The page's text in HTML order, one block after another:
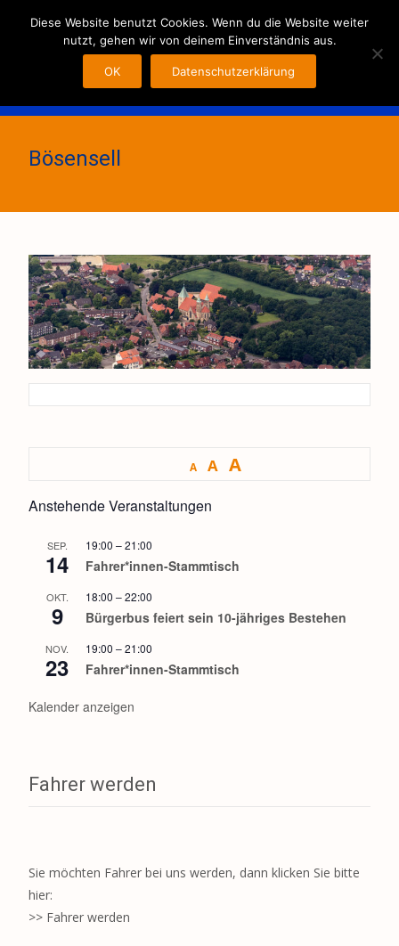
Bösensell
A A A
Anstehende Veranstaltungen
SEP.
14
19:00 –21:00
Fahrer*innen-Stammtisch
OKT.
9
18:00 –22:00
Bürgerbus feiert sein 10-jähriges Bestehen
NOV.
23
19:00 –21:00
Fahrer*innen-Stammtisch
Kalender anzeigen
Fahrer werden
Sie möchten Fahrer bei uns werden, dann klicken Sie bitte
hier:
>> Fahrer werden
MENU
Diese Website benutzt Cookies. Wenn du die Website weiter
nutzt, gehen wir von deinem Einverständnis aus.
OK Datenschutzerklärung